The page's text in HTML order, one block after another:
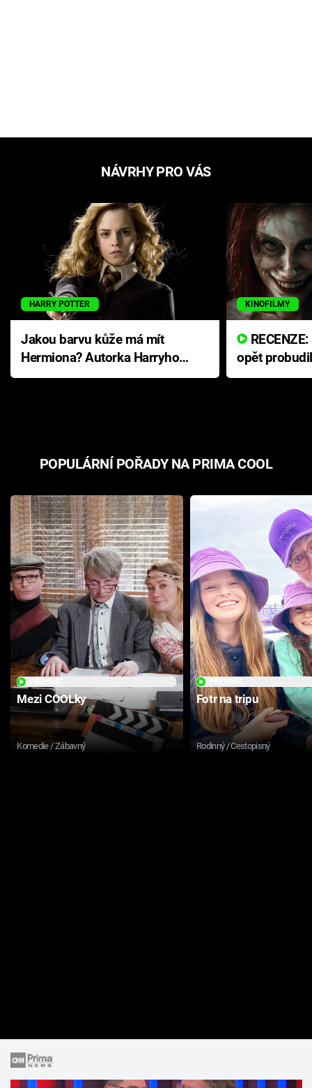
NÁVRHY PRO VÁS
HARRY POTTER
Jakou barvu kůže má mít
Hermiona? Autorka Harryho
Pottera přišla s ráznou
KINOFILMY
opět
přichází s
POPULÁRNÍ POŘADY NA PRIMA COOL
Mezi COOLky
Komedie / Zábavný
Fotr na tripu
Rodinný / Cestopisný